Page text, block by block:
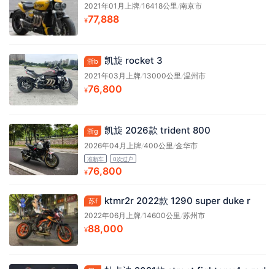
2021年01月上牌/16418公里 /南京市
¥77,888
浙b 凯旋 rocket 3
2021年03月上牌/13000公里 /温州市
¥76,800
浙g 凯旋 2026款 trident 800
2026年04月上牌/400公里 /金华市
准新车 0次过户
¥76,800
苏f ktmr2r 2022款 1290 super duke r
2022年06月上牌/14600公里/苏州市
¥88,000